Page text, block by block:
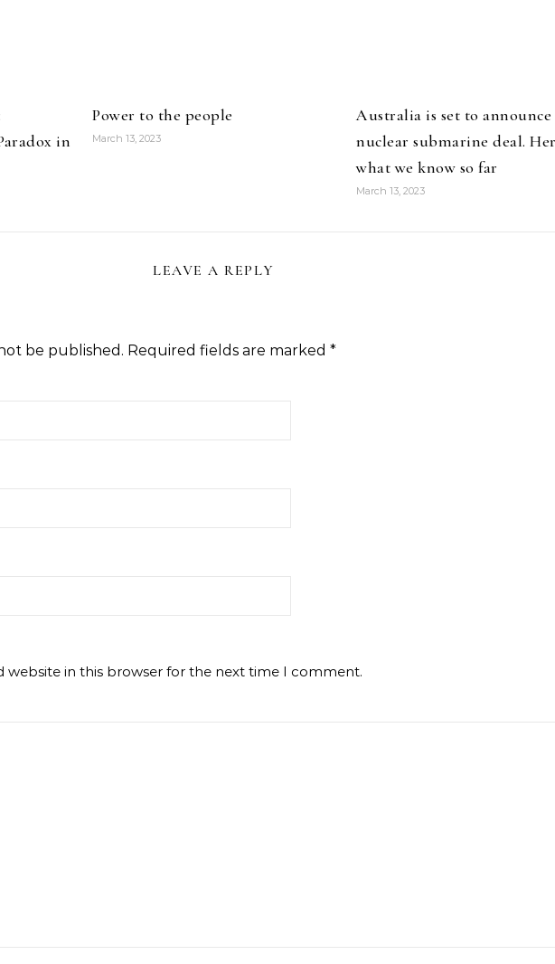
in
Power to the people
March 13, 2023
Australia is set to announce
nuclear submarine deal.
what we know so far
March 13, 2023
LEAVE A REPLY
be published. Required fields are marked *
website in this browser for the next time I comment.